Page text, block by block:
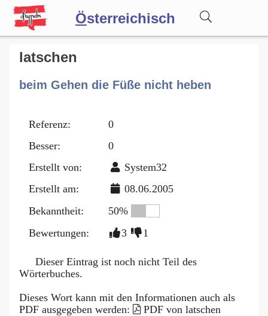
Österreichisch
Wörterbuch
Forum
Blog
latschen
beim Gehen die Füße nicht heben
Referenz:
0
Besser:
0
Erstellt von:
System32
Erstellt am:
08.06.2005
Bekanntheit:
50%
Bewertungen:
3 1
Dieser Eintrag ist noch nicht Teil des
Wörterbuches.
Dieses Wort kann mit den Informationen auch als
PDF ausgegeben werden:
PDF von latschen